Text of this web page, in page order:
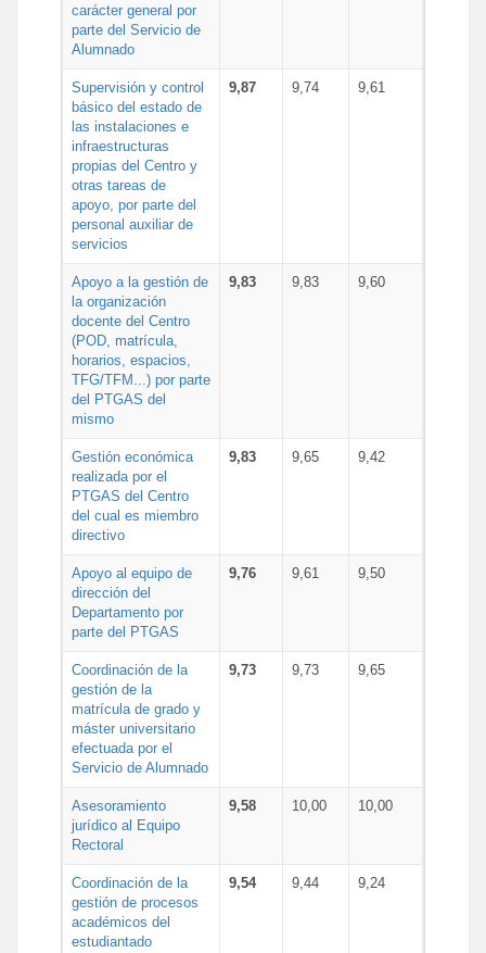
carácter general por
parte del Servicio de
Alumnado
Supervisión y control
básico del estado de
las instalaciones e
infraestructuras
propias del Centro y
otras tareas de
apoyo, por parte del
personal auxiliar de
servicios
9,87 9,74 9,61
Apoyo a la gestión de
la organización
docente del Centro
(POD, matrícula,
horarios, espacios,
TFG/TFM...) por parte
del PTGAS del
mismo
9,83 9,83 9,60
Gestión económica
realizada por el
PTGAS del Centro
del cual es miembro
directivo
9,83 9,65 9,42
Apoyo al equipo de
dirección del
Departamento por
parte del PTGAS
9,76 9,61 9,50
Coordinación de la
gestión de la
matrícula de grado y
máster universitario
efectuada por el
Servicio de Alumnado
9,73 9,73 9,65
Asesoramiento
jurídico al Equipo
Rectoral
9,58 10,00 10,00
Coordinación de la
gestión de procesos
académicos del
estudiantado
9,54 9,44 9,24